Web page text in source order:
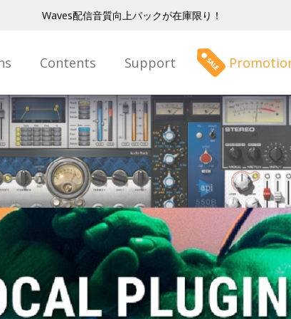
Waves配信音質向上パックが在庫限り！
Contents Support